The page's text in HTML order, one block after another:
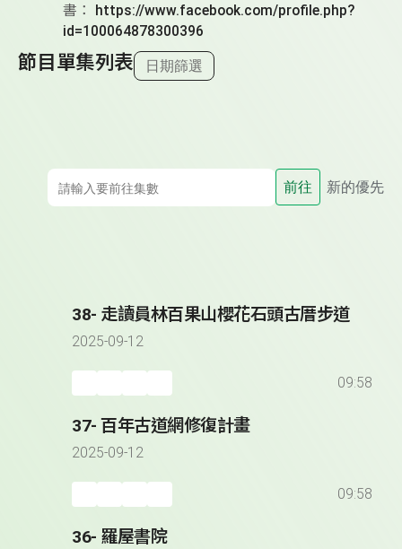
書：
https://www.facebook.com/profile.php?
id=100064878300396
節目單集列表 日期篩選
前往 新的優先
38- 走讀員林百果山櫻花石頭古厝步道
2025-09-12
09:58
37- 百年古道網修復計畫
2025-09-12
09:58
36- 羅屋書院